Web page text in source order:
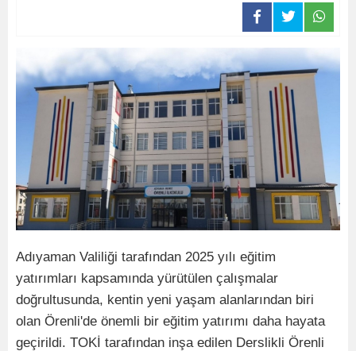
Adıyaman Valiliği tarafından 2025 yılı eğitim
yatırımları kapsamında yürütülen çalışmalar
doğrultusunda, kentin yeni yaşam alanlarından biri
olan Örenli'de önemli bir eğitim yatırımı daha hayata
geçirildi. TOKİ tarafından inşa edilen Derslikli Örenli